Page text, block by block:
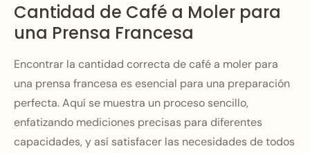
Cantidad de Café a Moler para
una Prensa Francesa
Encontrar la cantidad correcta de café a moler para
una prensa francesa es esencial para una preparación
perfecta. Aquí se muestra un proceso sencillo,
enfatizando mediciones precisas para diferentes
capacidades, y así satisfacer las necesidades de todos